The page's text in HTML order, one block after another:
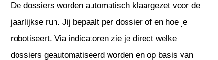
De dossiers worden automatisch klaargezet voor de
jaarlijkse run. Jij bepaalt per dossier of en hoe je
robotiseert. Via indicatoren zie je direct welke
dossiers geautomatiseerd worden en op basis van